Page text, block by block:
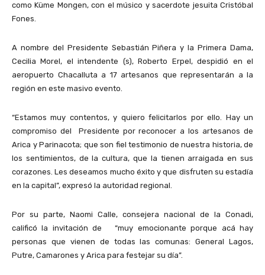
como Küme Mongen, con el músico y sacerdote jesuita Cristóbal
Fones.
A nombre del Presidente Sebastián Piñera y la Primera Dama,
Cecilia Morel, el intendente (s), Roberto Erpel, despidió en el
aeropuerto Chacalluta a 17 artesanos que representarán a la
región en este masivo evento.
“Estamos muy contentos, y quiero felicitarlos por ello. Hay un
compromiso del Presidente por reconocer a los artesanos de
Arica y Parinacota; que son fiel testimonio de nuestra historia, de
los sentimientos, de la cultura, que la tienen arraigada en sus
corazones. Les deseamos mucho éxito y que disfruten su estadía
en la capital”, expresó la autoridad regional.
Por su parte, Naomi Calle, consejera nacional de la Conadi,
calificó la invitación de “muy emocionante porque acá hay
personas que vienen de todas las comunas: General Lagos,
Putre, Camarones y Arica para festejar su día”.